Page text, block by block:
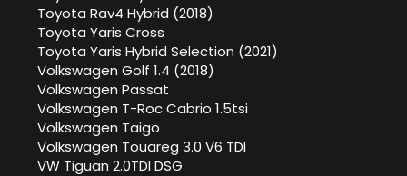
Toyota Rav4 Hybrid (2018)
Toyota Yaris Cross
Toyota Yaris Hybrid Selection (2021)
Volkswagen Golf 1.4 (2018)
Volkswagen Passat
Volkswagen T-Roc Cabrio 1.5tsi
Volkswagen Taigo
Volkswagen Touareg 3.0 V6 TDI
VW Tiguan 2.0TDI DSG